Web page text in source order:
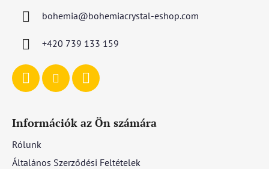
bohemia@bohemiacrystal-eshop.com
+420 739 133 159
Információk az Ön számára
Rólunk
Általános Szerződési Feltételek